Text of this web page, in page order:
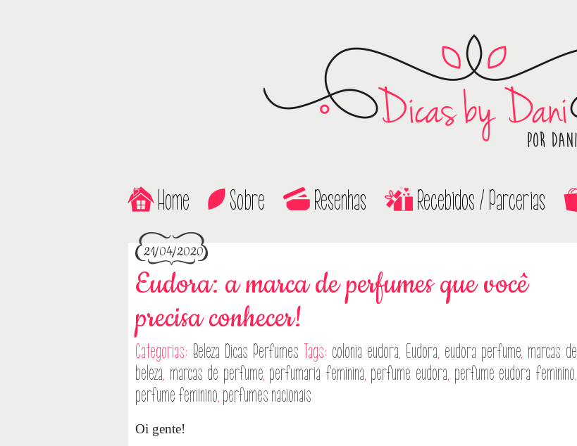
Home Sobre Resenhas Recebidos / Parcerias
21/04/2020
Eudora: a marca de perfumes que você
precisa conhecer!
Categorias: Beleza Dicas Perfumes Tags: colonia eudora, Eudora, eudora perfume, marcas de
beleza, marcas de perfume, perfumaria feminina, perfume eudora, perfume eudora feminino,
perfume feminino, perfumes nacionais
Oi gente!